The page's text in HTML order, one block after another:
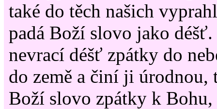
také do těch našich
padá Boží slovo jako déšť.
nevrací déšť zpátky do
do země a činí ji úrodnou,
Boží slovo zpátky k Bohu,